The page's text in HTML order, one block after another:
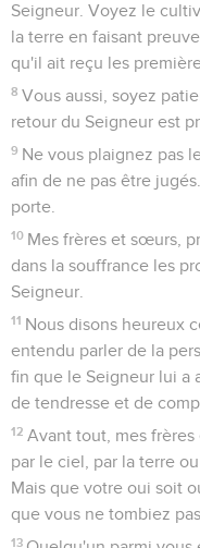
Seigneur. Voyez le
la terre en faisant
qu'il ait reçu les
8 Vous aussi, soyez
retour du Seigneur est
9 Ne vous plaignez pas
afin de ne pas être
porte.
10 Mes frères et sœurs,
dans la souffrance les
Seigneur.
11 Nous disons heureux
entendu parler de la
fin que le Seigneur lui a
de tendresse et de
12 Avant tout, mes
par le ciel, par la terre
Mais que votre oui soit
que vous ne tombiez
13